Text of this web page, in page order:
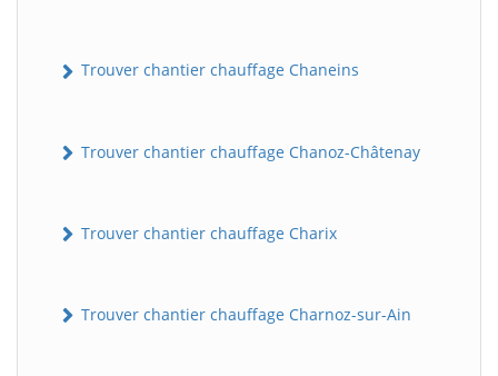
Trouver chantier chauffage Chaneins
Trouver chantier chauffage Chanoz-Châtenay
Trouver chantier chauffage Charix
Trouver chantier chauffage Charnoz-sur-Ain